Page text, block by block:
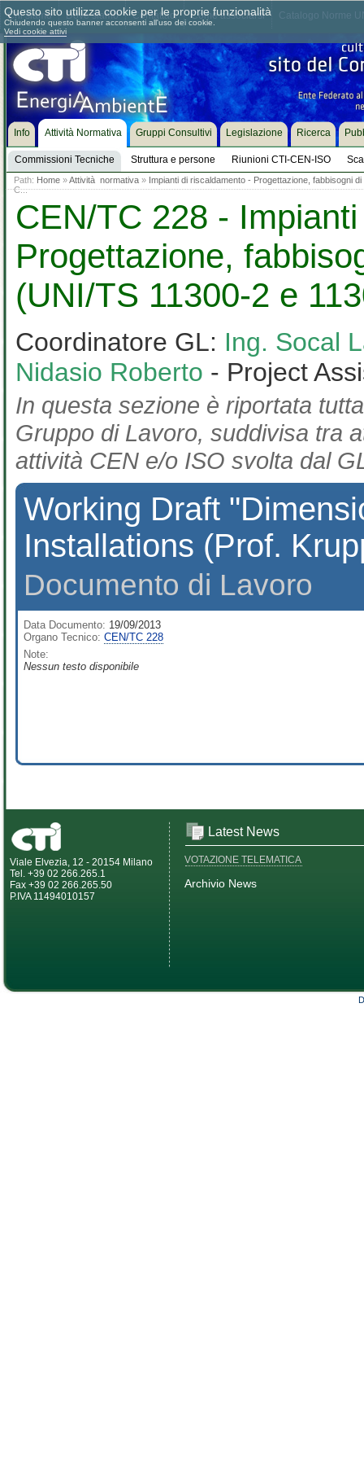
Chi siamo Dove siamo Contattaci Come associarsi
Info Attività Normativa
Commissioni Tecniche Struttura e persone Riunioni CTI-CEN-ISO
Gruppi Consultivi Legislazione Ricerca
Path: Home »Attività normativa » Impianti di riscaldamento - Progettazione, fabbisogni
C...
CEN/TC 228 -
Progettazione,
(UNI/TS 11300-2 e
Coordinatore GL: Ing. Socal
Nidasio Roberto - Project
In questa sezione è riportata
Gruppo di Lavoro, suddivisa tra
attività CEN e/o ISO svolta dal
Working Draft
Installations (Prof.
Documento di Lavoro
Data Documento: 19/09/2013
Organo Tecnico: CEN/TC 228
Note:
Nessun testo disponibile
Viale Elvezia, 12 - 20154 Milano
Tel. +39 02 266.265.1
Fax +39 02 266.265.50
P.IVA 11494010157
Latest News
VOTAZIONE TELEMATICA
Archivio News
Questo sito utilizza cookie per le proprie funzionalità
Chiudendo questo banner acconsenti all'uso dei cookie.
Vedi cookie attivi